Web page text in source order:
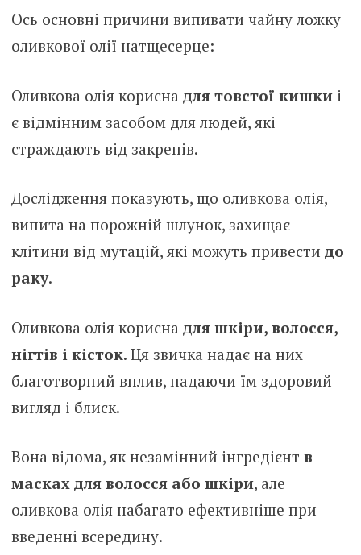
Ось основні причини випивати чайну ложку
оливкової олії натщесерце:
Оливкова олія корисна для товстої кишкиі
є відмінним засобом для людей, які
страждають від закрепів.
Дослідження показують, що оливкова олія,
випита на порожній шлунок, захищає
клітини від мутацій, які можуть привести до
раку.
Оливкова олія корисна для шкіри, волосся,
нігтів і кісток. Ця звичка надає на них
благотворний вплив, надаючи їм здоровий
вигляд і блиск.
Вона відома, як незамінний інгредієнт в
масках для волосся або шкіри, але
оливкова олія набагато ефективніше при
введенні всередину.